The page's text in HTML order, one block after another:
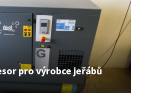
pro výrobce jeřábů